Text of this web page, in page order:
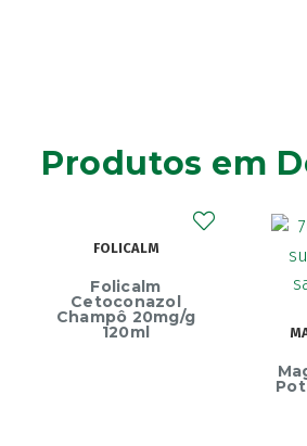
Produtos em
FOLICALM
Folicalm
Cetoconazol
Champô 20mg/g
120ml